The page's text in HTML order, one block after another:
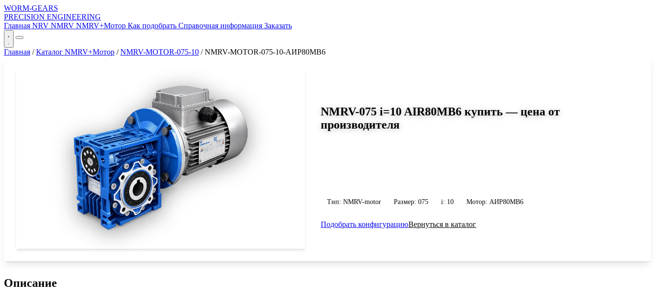
WORM-GEARS
PRECISION ENGINEERING
Главная NRV NMRV NMRV+Мотор Как подобрать Справочная информация Заказать
Главная / Каталог NMRV+Мотор / NMRV-MOTOR-075-10 / NMRV-MOTOR-075-10-АИР80MB6
NMRV-075 i=10 AIR80MB6 купить — цена от
производителя
Тип: NMRV-motor Размер: 075 i: 10 Мотор: АИР80MB6
Подобрать конфигурациюВернуться в каталог
Описание